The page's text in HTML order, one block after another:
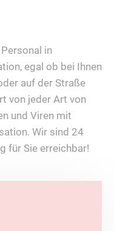
in
egal ob bei Ihnen
auf der Straße
von jeder Art von
und Viren mit
Wir sind 24
für Sie erreichbar!